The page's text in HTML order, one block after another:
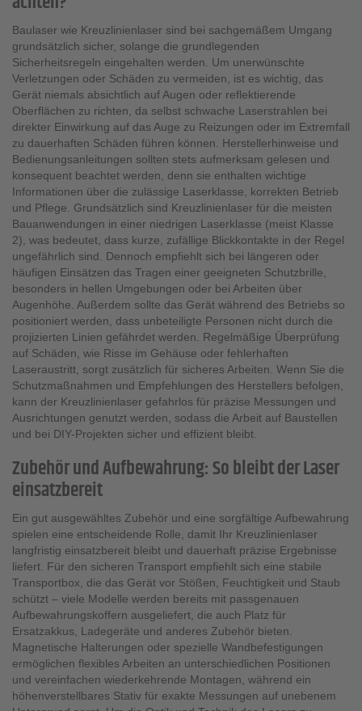
Baulaser wie Kreuzlinienlaser sind bei sachgemäßem Umgang
grundsätzlich sicher, solange die grundlegenden
Sicherheitsregeln eingehalten werden. Um unerwünschte
Verletzungen oder Schäden zu vermeiden, ist es wichtig, das
Gerät niemals absichtlich auf Augen oder reflektierende
Oberflächen zu richten, da selbst schwache Laserstrahlen bei
direkter Einwirkung auf das Auge zu Reizungen oder im Extremfall
zu dauerhaften Schäden führen können. Herstellerhinweise und
Bedienungsanleitungen sollten stets aufmerksam gelesen und
konsequent beachtet werden, denn sie enthalten wichtige
Informationen über die zulässige Laserklasse, korrekten Betrieb
und Pflege. Grundsätzlich sind Kreuzlinienlaser für die meisten
Bauanwendungen in einer niedrigen Laserklasse (meist Klasse
2), was bedeutet, dass kurze, zufällige Blickkontakte in der Regel
ungefährlich sind. Dennoch empfiehlt sich bei längeren oder
häufigen Einsätzen das Tragen einer geeigneten Schutzbrille,
besonders in hellen Umgebungen oder bei Arbeiten über
Augenhöhe. Außerdem sollte das Gerät während des Betriebs so
positioniert werden, dass unbeteiligte Personen nicht durch die
projizierten Linien gefährdet werden. Regelmäßige Überprüfung
auf Schäden, wie Risse im Gehäuse oder fehlerhaften
Laseraustritt, sorgt zusätzlich für sicheres Arbeiten. Wenn Sie die
Schutzmaßnahmen und Empfehlungen des Herstellers befolgen,
kann der Kreuzlinienlaser gefahrlos für präzise Messungen und
Ausrichtungen genutzt werden, sodass die Arbeit auf Baustellen
und bei DIY-Projekten sicher und effizient bleibt.
Zubehör und Aufbewahrung: So bleibt der Laser
einsatzbereit
Ein gut ausgewähltes Zubehör und eine sorgfältige Aufbewahrung
spielen eine entscheidende Rolle, damit Ihr Kreuzlinienlaser
langfristig einsatzbereit bleibt und dauerhaft präzise Ergebnisse
liefert. Für den sicheren Transport empfiehlt sich eine stabile
Transportbox, die das Gerät vor Stößen, Feuchtigkeit und Staub
schützt – viele Modelle werden bereits mit passgenauen
Aufbewahrungskoffern ausgeliefert, die auch Platz für
Ersatzakkus, Ladegeräte und anderes Zubehör bieten.
Magnetische Halterungen oder spezielle Wandbefestigungen
ermöglichen flexibles Arbeiten an unterschiedlichen Positionen
und vereinfachen wiederkehrende Montagen, während ein
höhenverstellbares Stativ für exakte Messungen auf unebenem